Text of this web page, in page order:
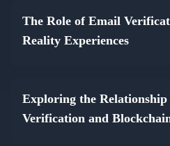
The Role of Email
Reality Experiences
Exploring the Relationship
Verification and